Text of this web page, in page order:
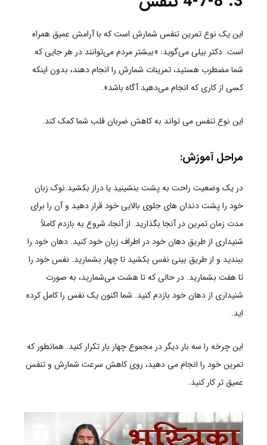
این یک نوع تمرین تنفس شمارش است که با آرامش عمیق همراه
است. دکتر بیلی می‌گوید: «بیشتر مردم می‌توانند در هر جایی که
شما مضطرب هستید، تمرینات شمارش را انجام دهند، بدون اینکه
کسی از کاری که انجام می‌دهید آگاه باشد».
این نوع تنفس می تواند به کاهش ضربان قلب شما کمک کند.
مراحل آموزش:
در یک وضعیت راحت به پشت بنشینید یا دراز بکشید.نوک زبان
خود را پشت دندان های جلوی بالایی خود قرار دهید و آن را برای
مدت زمان تمرین در آنجا بگذارید. از آنجا، شروع به بازدم کاملاً
شنیداری از طریق دهان خود در اطراف زبان خود کنید. دهان خود را
ببندید و از طریق بینی نفس بکشید تا چهار بشمارید. نفس خود را
تا هفت بشمارید. در حالی که تا هشت می‌شمارید، به صورت
شنیداری از دهان خود بازدم کنید. شما اکنون یک نفس را کامل کرده
اید.
این چرخه را سه بار دیگر در مجموع چهار بار تکرار کنید. همانطور که
تمرین خود را انجام می دهید، روی کاهش سرعت شمارش و تنفس
عمیق تر کار کنید.